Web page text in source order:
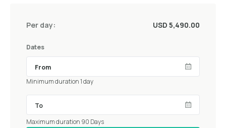
Per day: USD 5,490.00
Dates
Minimum duration 1 day
Maximum duration 90 Days